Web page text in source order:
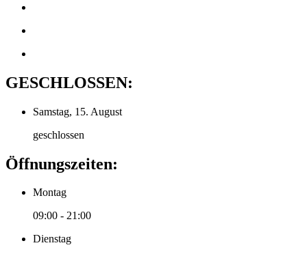
GESCHLOSSEN:
Samstag, 15. August
geschlossen
Öffnungszeiten:
Montag
09:00 - 21:00
Dienstag